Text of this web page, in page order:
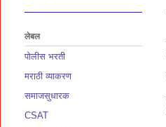
लेबल
पोलीस भरती
मराठी व्याकरण
समाजसुधारक
CSAT